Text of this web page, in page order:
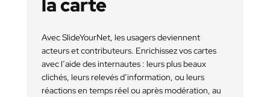
la carte
Avec SlideYourNet, les usagers deviennent
acteurs et contributeurs. Enrichissez vos cartes
avec l’aide des internautes : leurs plus beaux
clichés, leurs relevés d’information, ou leurs
réactions en temps réel ou après modération, au